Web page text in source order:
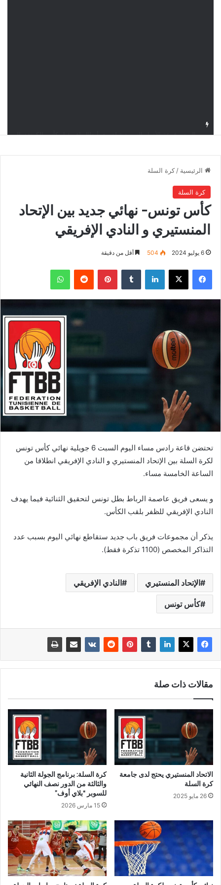
الرئيسية / كرة السلة
كرة السلة
كأس تونس- نهائي جديد بين الإتحاد
المنستيري و النادي الإفريقي
6 يوليو 2024 504 أقل من دقيقة
فيسبوك ‫X لينكدإن بينتيريست واتساب
تحتضن قاعة رادس مساء اليوم السبت 6 جويلية نهائي كأس تونس
لكرة السلة بين الإتحاد المنستيري و النادي الإفريقي انطلاقا من
الساعة الخامسة مساء.
و يسعى فريق عاصمة الرباط بطل تونس لتحقيق الثنائية فيما يهدف
النادي الإفريقي للظفر بلقب الكأس.
يذكر أن مجموعات فريق باب جديد ستقاطع نهائي اليوم بسبب عدد
التذاكر المخصص (1100 تذكرة فقط).
الإتحاد المنستيري النادي الإفريقي
كأس تونس
مقالات ذات صلة
الاتحاد المنستيري يحتج لدى جامعة
كرة السلة
26 مايو 2025
كرة السلة: برنامج الجولة الثانية
والثالثة من الدور نصف النهائي
للسوبر “بلاي أوف”
15 مارس 2026